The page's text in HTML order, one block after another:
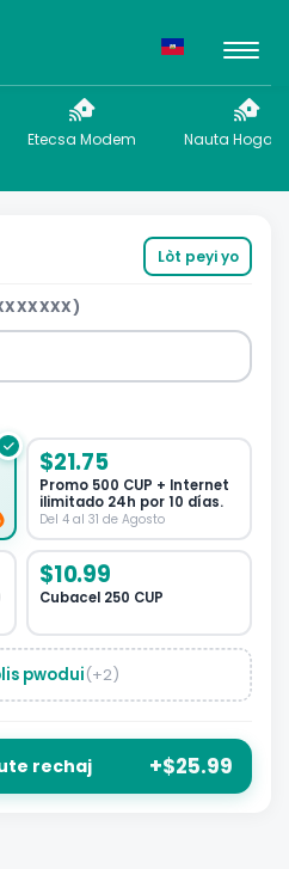
Etecsa Modem Nauta Hogar
Lòt peyi yo
$21.75
Promo 500 CUP + Internet
ilimitado 24h por 10 días.
Del 4 al 31 de Agosto
$10.99
Cubacel 250 CUP
pwodui(+2)
rechaj +$25.99